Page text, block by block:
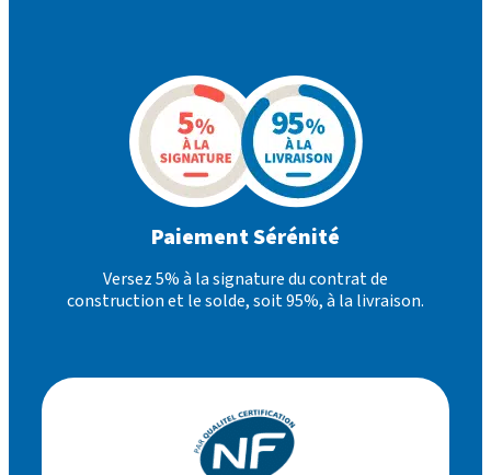
Paiement Sérénité
Versez 5% à la signature du contrat de
construction et le solde, soit 95%, à la livraison.